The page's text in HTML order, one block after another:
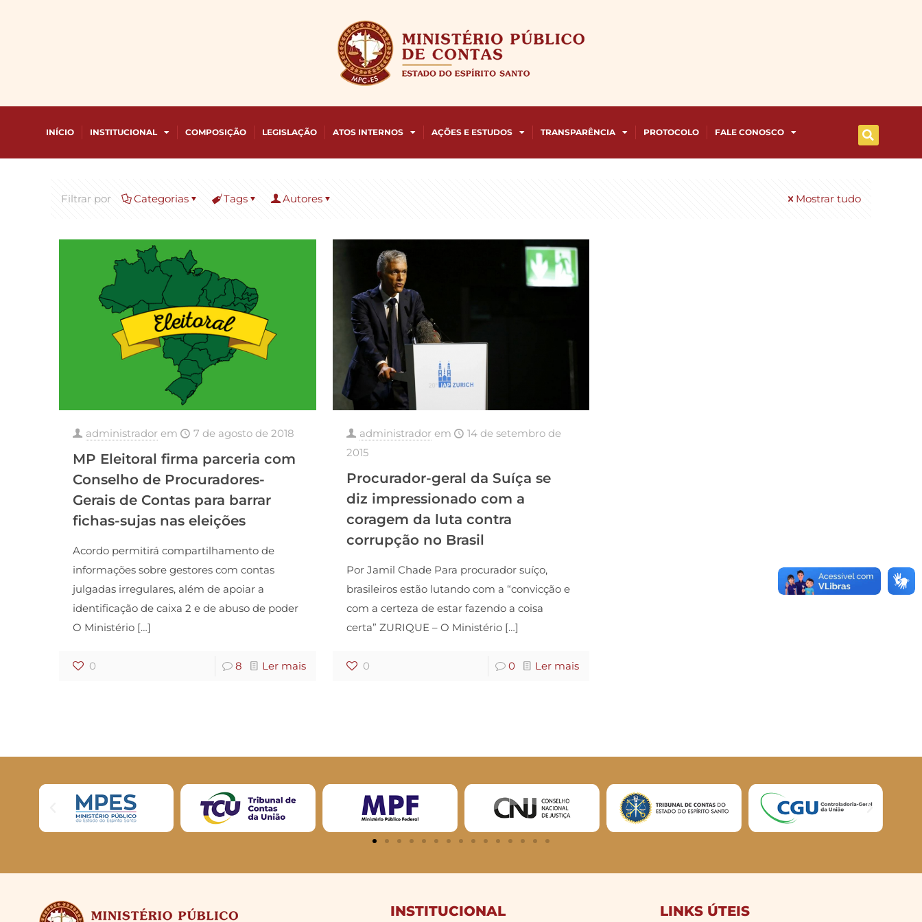
INÍCIO INSTITUCIONAL COMPOSIÇÃO LEGISLAÇÃO ATOS INTERNOS AÇÕES E ESTUDOS TRANSPARÊNCIA PROTOCOLO FALE CONOSCO
Filtrar por Categorias Tags Autores Mostrar tudo
administrador em 7 de agosto de 2018
MP Eleitoral firma parceria com
Conselho de Procuradores-
Gerais de Contas para barrar
fichas-sujas nas eleições
Acordo permitirá compartilhamento de
informações sobre gestores com contas
julgadas irregulares, além de apoiar a
identificação de caixa 2 e de abuso de poder
O Ministério[…]
0 8 Ler mais
administrador em
14 de setembro de
2015
Procurador-geral da Suíça se
diz impressionado com a
coragem da luta contra
corrupção no Brasil
Por Jamil Chade Para procurador suíço,
brasileiros estão lutando com a “convicção e
com a certeza de estar fazendo a coisa
certa” ZURIQUE – O Ministério[…]
0 0 Ler mais
INSTITUCIONAL LINKS ÚTEIS